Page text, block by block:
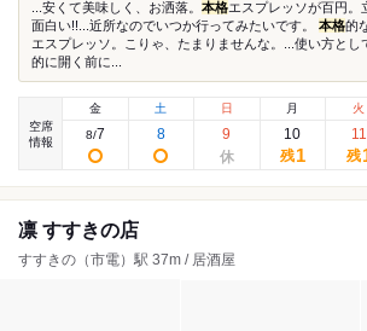
...安くて美味しく、お洒落。 本格エスプレッソが百円。
面白い!!...近所なのでいつか行ってみたいです。 本格的
エスプレッソ。こりゃ、たまりませんな。...使い方とし
的に開く前に...
空席
情報
金
8/7
土
8
日
9
月
10
残1
火
11
残
凛 すすきの店
すすきの（市電）駅 37m / 居酒屋